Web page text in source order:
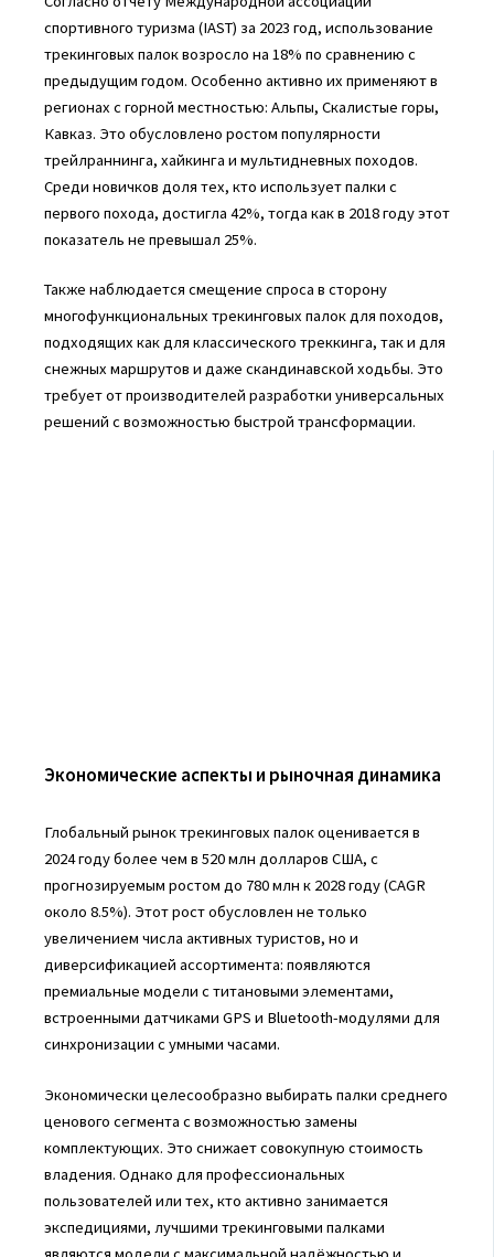
спортивного туризма (IAST) за 2023 год, использование
трекинговых палок возросло на 18% по сравнению с
предыдущим годом. Особенно активно их применяют в
регионах с горной местностью: Альпы, Скалистые горы,
Кавказ. Это обусловлено ростом популярности
трейлраннинга, хайкинга и мультидневных походов.
Среди новичков доля тех, кто использует палки с
первого похода, достигла 42%, тогда как в 2018 году этот
показатель не превышал 25%.
Также наблюдается смещение спроса в сторону
многофункциональных трекинговых палок для походов,
подходящих как для классического треккинга, так и для
снежных маршрутов и даже скандинавской ходьбы. Это
требует от производителей разработки универсальных
решений с возможностью быстрой трансформации.
Экономические аспекты и рыночная динамика
Глобальный рынок трекинговых палок оценивается в
2024 году более чем в 520 млн долларов США, с
прогнозируемым ростом до 780 млн к 2028 году (CAGR
около 8.5%). Этот рост обусловлен не только
увеличением числа активных туристов, но и
диверсификацией ассортимента: появляются
премиальные модели с титановыми элементами,
встроенными датчиками GPS и Bluetooth-модулями для
синхронизации с умными часами.
Экономически целесообразно выбирать палки среднего
ценового сегмента с возможностью замены
комплектующих. Это снижает совокупную стоимость
владения. Однако для профессиональных
пользователей или тех, кто активно занимается
экспедициями, лучшими трекинговыми палками